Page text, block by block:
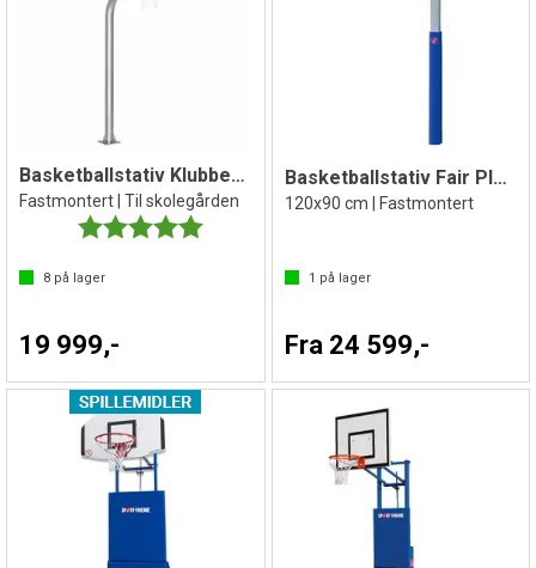
Basketballstativ Klubben Street
Fastmontert | Til skolegården
Karakter:
5.0 av 5 mulige
8 på lager
19 999,-
Basketballstativ Fair Play Silent 2.0
120x90 cm | Fastmontert
1 på lager
Fra 24 599,-